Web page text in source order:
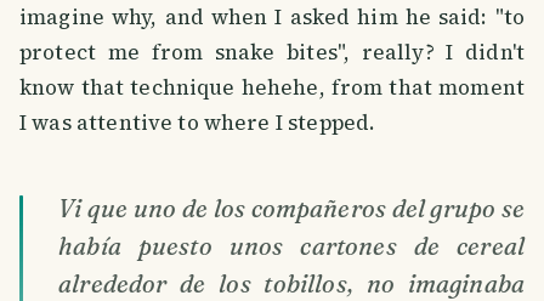
imagine why, and when I asked him he said: "to
protect me from snake bites", really? I didn't
know that technique hehehe, from that moment
I was attentive to where I stepped.
Vi que uno de los compañeros del grupo se
había puesto unos cartones de cereal
alrededor de los tobillos, no imaginaba